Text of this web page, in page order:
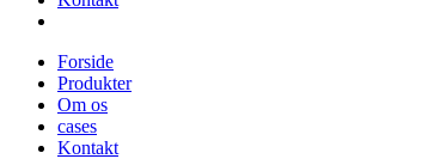
Forside
Produkter
Om os
cases
Kontakt